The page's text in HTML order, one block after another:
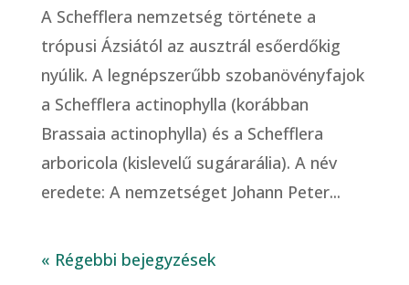
A Schefflera nemzetség története a
trópusi Ázsiától az ausztrál esőerdőkig
nyúlik. A legnépszerűbb szobanövényfajok
a Schefflera actinophylla (korábban
Brassaia actinophylla) és a Schefflera
arboricola (kislevelű sugárarália). A név
eredete: A nemzetséget Johann Peter...
« Régebbi bejegyzések